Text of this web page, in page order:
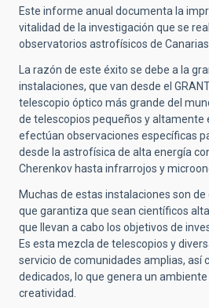
Este informe anual documenta la
vitalidad de la investigación que se
observatorios astrofísicos de
La razón de este éxito se debe a la
instalaciones, que van desde el
telescopio óptico más grande del
de telescopios pequeños y altamente
efectúan observaciones específicas
desde la astrofísica de alta energía
Cherenkov hasta infrarrojos y
Muchas de estas instalaciones son
que garantiza que sean científicos
que llevan a cabo los objetivos de
Es esta mezcla de telescopios y
servicio de comunidades amplias, así
dedicados, lo que genera un
creatividad.